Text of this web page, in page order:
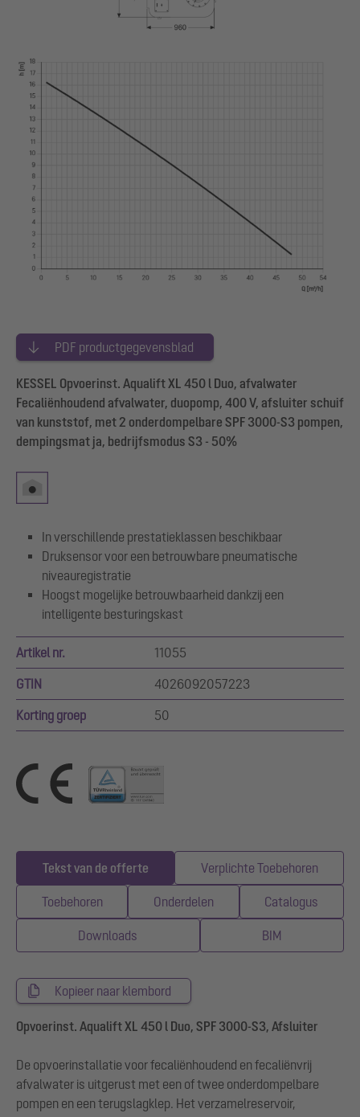
PDF productgegevensblad
KESSEL Opvoerinst. Aqualift XL 450 l Duo, afvalwater
Fecaliënhoudend afvalwater, duopomp, 400 V, afsluiter schuif
van kunststof, met 2 onderdompelbare SPF 3000-S3 pompen,
dempingsmat ja, bedrijfsmodus S3 - 50%
In verschillende prestatieklassen beschikbaar
Druksensor voor een betrouwbare pneumatische
niveauregistratie
Hoogst mogelijke betrouwbaarheid dankzij een
intelligente besturingskast
Artikel nr. 11055
GTIN 4026092057223
Korting groep 50
Tekst van de offerte Verplichte Toebehoren
Toebehoren Onderdelen Catalogus
Downloads BIM
Kopieer naar klembord
Opvoerinst. Aqualift XL 450 l Duo, SPF 3000-S3, Afsluiter
De opvoerinstallatie voor fecaliënhoudend en fecaliënvrij
afvalwater is uitgerust met een of twee onderdompelbare
pompen en een terugslagklep. Het verzamelreservoir,